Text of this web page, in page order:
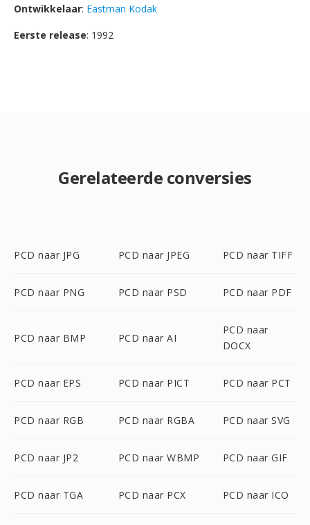
Ontwikkelaar: Eastman Kodak
Eerste release: 1992
Gerelateerde conversies
PCD naar JPG PCD naar JPEG PCD naar TIFF
PCD naar PNG PCD naar PSD PCD naar PDF
PCD naar BMP PCD naar AI
PCD naar
DOCX
PCD naar EPS PCD naar PICT PCD naar PCT
PCD naar RGB PCD naar RGBA PCD naar SVG
PCD naar JP2 PCD naar WBMP PCD naar GIF
PCD naar TGA PCD naar PCX PCD naar ICO